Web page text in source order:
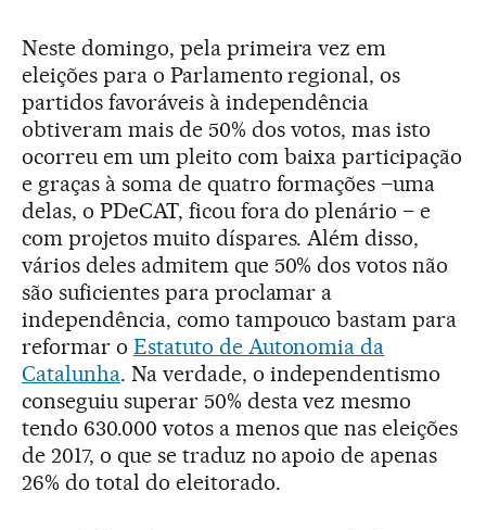
Neste domingo, pela primeira vez em
eleições para o Parlamento regional, os
partidos favoráveis à independência
obtiveram mais de 50% dos votos, mas isto
ocorreu em um pleito com baixa participação
e graças à soma de quatro formações –uma
delas, o PDeCAT, ficou fora do plenário – e
com projetos muito díspares. Além disso,
vários deles admitem que 50% dos votos não
são suficientes para proclamar a
independência, como tampouco bastam para
reformar o Estatuto de Autonomia da
Catalunha. Na verdade, o independentismo
conseguiu superar 50% desta vez mesmo
tendo 630.000 votos a menos que nas eleições
de 2017, o que se traduz no apoio de apenas
26% do total do eleitorado.